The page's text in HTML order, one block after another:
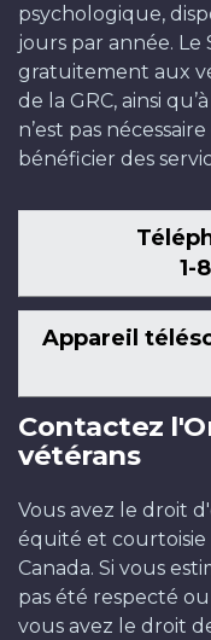
psychologique,
jours par année. Le
gratuitement aux
de la GRC, ainsi
n’est pas
bénéficier des
1-
Appareil
Contactez
vétérans
Vous avez le droit
équité et courtoisie
Canada. Si vous
pas été respecté
vous avez le droit